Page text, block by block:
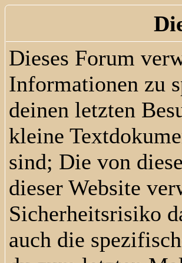
Dieses Forum
Informationen zu
deinen letzten
kleine
sind; Die von
dieser Website
Sicherheitsrisiko
auch die